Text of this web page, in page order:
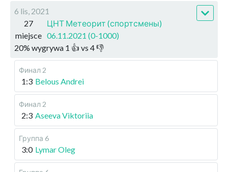
6 lis, 2021
27
miejsce
ЦНТ Метеорит (спортсмены)
06.11.2021 (0-1000)
20% wygrywa 1 👍 vs 4👎
Финал 2
1:3 Belous Andrei
Финал 2
2:3 Aseeva Viktoriia
Группа 6
3:0 Lymar Oleg